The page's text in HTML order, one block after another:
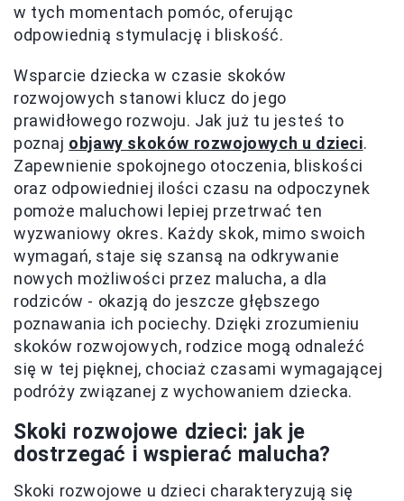
w tych momentach pomóc, oferując
odpowiednią stymulację i bliskość.
Wsparcie dziecka w czasie skoków
rozwojowych stanowi klucz do jego
prawidłowego rozwoju. Jak już tu jesteś to
poznaj objawy skoków rozwojowych u dzieci.
Zapewnienie spokojnego otoczenia, bliskości
oraz odpowiedniej ilości czasu na odpoczynek
pomoże maluchowi lepiej przetrwać ten
wyzwaniowy okres. Każdy skok, mimo swoich
wymagań, staje się szansą na odkrywanie
nowych możliwości przez malucha, a dla
rodziców - okazją do jeszcze głębszego
poznawania ich pociechy. Dzięki zrozumieniu
skoków rozwojowych, rodzice mogą odnaleźć
się w tej pięknej, chociaż czasami wymagającej
podróży związanej z wychowaniem dziecka.
Skoki rozwojowe dzieci: jak je
dostrzegać i wspierać malucha?
Skoki rozwojowe u dzieci charakteryzują się